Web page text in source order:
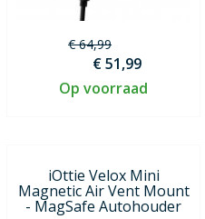
€ 64,99
€ 51,99
Op voorraad
iOttie Velox Mini
Magnetic Air Vent Mount
- MagSafe Autohouder